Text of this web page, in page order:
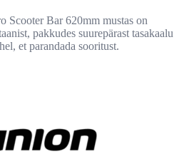
Scooter Bar 620mm mustas on
pakkudes suurepärast tasakaalu
et parandada sooritust.